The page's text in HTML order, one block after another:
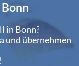
in Bonn?
und übernehmen